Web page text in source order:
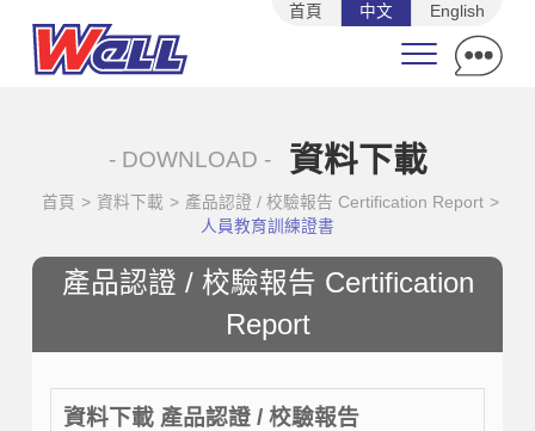
首頁 中文 English
- DOWNLOAD - 資料下載
首頁 > 資料下載 > 產品認證 / 校驗報告 Certification Report >
人員教育訓練證書
產品認證 / 校驗報告 Certification
Report
資料下載 產品認證 / 校驗報告